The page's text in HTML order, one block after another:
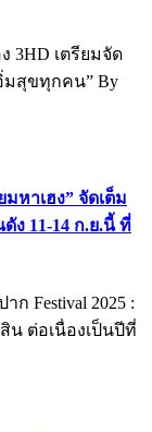
3HD เตรียมจัด
มสุขทุกคน” By
มหาเฮง” จัดเต็ม
ง 11-14 ก.ย.นี้ ที่
ก Festival 2025 :
น ต่อเนื่องเป็นปีที่